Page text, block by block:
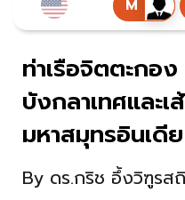
ท่าเรือจิตตะกอ
บังกลาเทศและ
มหาสมุทรอินเดีย
By ดร.กริช อึ้งวิฑูรส